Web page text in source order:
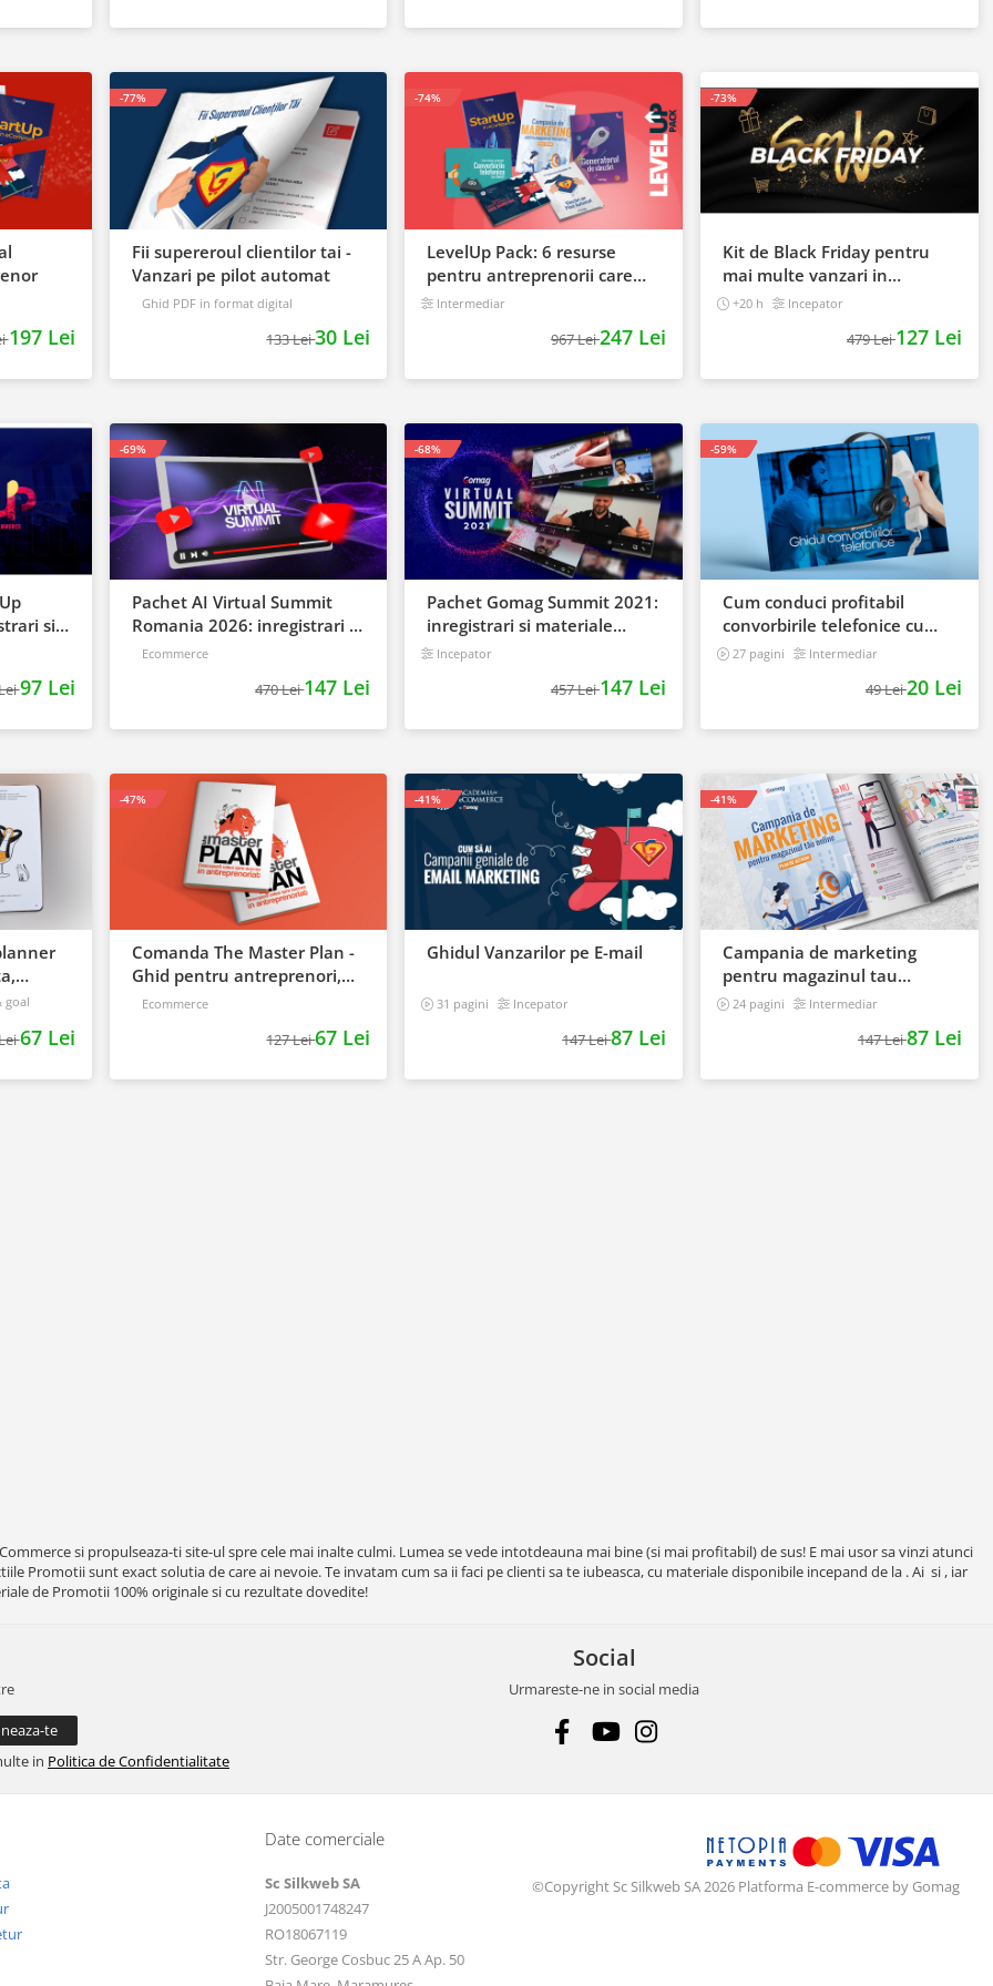
197 Lei
Fii supereroul clientilor tai -
Vanzari pe pilot automat
Ghid PDF in format digital
133 Lei30 Lei
-77%
LevelUp Pack: 6 resurse
pentru antreprenorii care
vor sa isi creasca afacerile
Intermediar
967 Lei247 Lei
-74%
Kit de Black Friday pentru
mai multe vanzari in
magazinul tau - Curs Video
+20 h Incepator
479 Lei127 Lei
-73%
si
97 Lei
Pachet AI Virtual Summit
Romania 2026: inregistrari +
materiale extra
Ecommerce
470 Lei147 Lei
-69%
Pachet Gomag Summit 2021:
inregistrari si materiale
BONUS
Incepator
457 Lei147 Lei
-68%
Cum conduci profitabil
convorbirile telefonice cu
clientii
27 pagini Intermediar
49 Lei20 Lei
-59%
goal
67 Lei
Comanda The Master Plan -
Ghid pentru antreprenori,
138 pagini
Ecommerce
127 Lei67 Lei
-47%
Ghidul Vanzarilor pe E-mail
31 pagini Incepator
147 Lei87 Lei
-41%
Campania de marketing
pentru magazinul tau
online. Plan de actiune
24 pagini Intermediar
147 Lei87 Lei
-41%
si propulseaza-ti site-ul spre cele mai inalte culmi. Lumea se vede intotdeauna mai bine (si mai profitabil) de sus! E mai usor sa vinzi atunci
Promotii sunt exact solutia de care ai nevoie. Te invatam cum sa ii faci pe clienti sa te iubeasca, cu materiale disponibile incepand de la . Ai si , iar
de Promotii 100% originale si cu rezultate dovedite!
in Politica de Confidentialitate
Social
Urmareste-ne in social media
Date comerciale
Sc Silkweb SA
J2005001748247
RO18067119
Str. George Cosbuc 25 A Ap. 50
©Copyright Sc Silkweb SA 2026 Platforma E-commerce by Gomag